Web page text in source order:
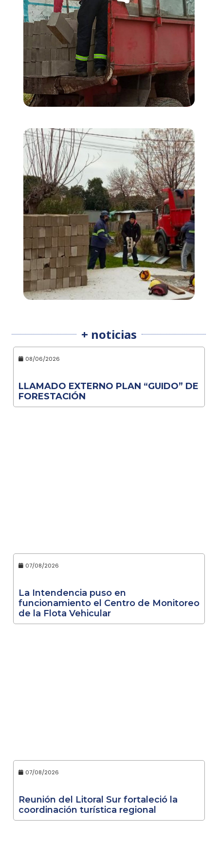
+ noticias
08/06/2026
LLAMADO EXTERNO PLAN “GUIDO” DE
FORESTACIÓN
07/08/2026
La Intendencia puso en
funcionamiento el Centro de Monitoreo
de la Flota Vehicular
07/08/2026
Reunión del Litoral Sur fortaleció la
coordinación turística regional